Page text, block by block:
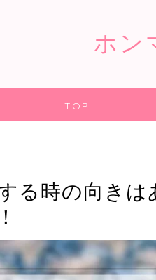
ホン
TOP
る時の向きは